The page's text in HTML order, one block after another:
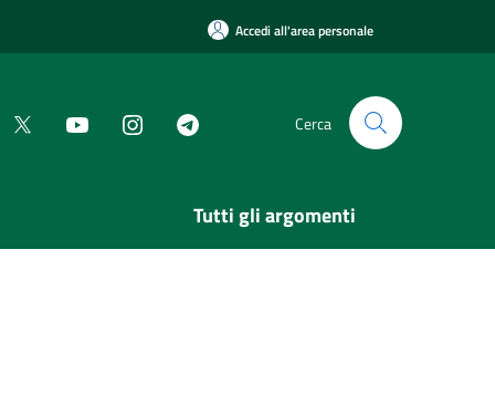
Accedi all'area personale
Cerca
Tutti gli argomenti